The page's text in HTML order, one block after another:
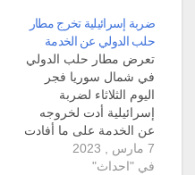
ضربة إسرائيلية تخرج مطار
حلب الدولي عن الخدمة
تعرض مطار حلب الدولي
في شمال سوريا فجر
اليوم الثلاثاء لضربة
إسرائيلية أدت لخروجه
عن الخدمة على ما أفادت
وزارة الدفاع السورية في
بيان. ونقلت وكالة الأنباء
7 مارس , 2023
في "احداث"